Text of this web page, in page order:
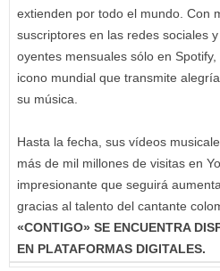
extienden por todo el mundo. Con
suscriptores en las redes sociales
oyentes mensuales sólo en
icono mundial que transmite
su música.
Hasta la fecha, sus vídeos
más de mil millones de visitas en
impresionante que seguirá
gracias al talento del cantante
«CONTIGO» SE ENCUENTRA
EN PLATAFORMAS DIGITALES.